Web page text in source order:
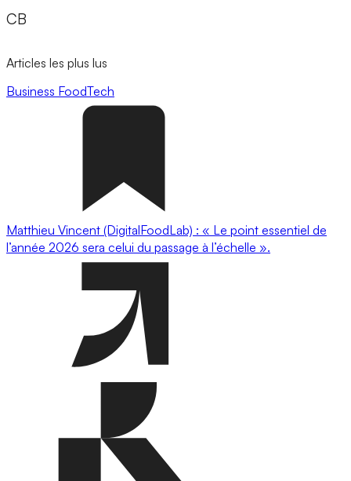
CB
Articles les plus lus
Business FoodTech
Matthieu Vincent (DigitalFoodLab) : « Le point essentiel de
l’année 2026 sera celui du passage à l’échelle ».